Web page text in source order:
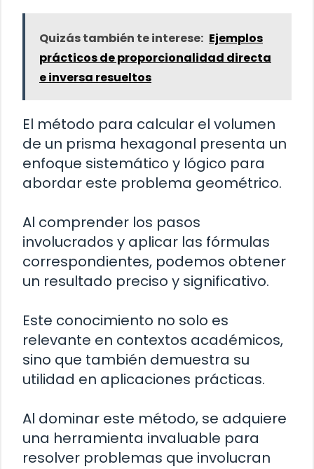
Quizás también te interese: Ejemplos
prácticos de proporcionalidad directa
e inversa resueltos
El método para calcular el volumen
de un prisma hexagonal presenta un
enfoque sistemático y lógico para
abordar este problema geométrico.
Al comprender los pasos
involucrados y aplicar las fórmulas
correspondientes, podemos obtener
un resultado preciso y significativo.
Este conocimiento no solo es
relevante en contextos académicos,
sino que también demuestra su
utilidad en aplicaciones prácticas.
Al dominar este método, se adquiere
una herramienta invaluable para
resolver problemas que involucran